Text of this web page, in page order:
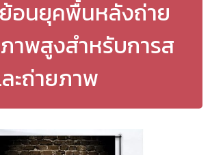
อนยุคพื้นหลังถ่าย
พสูงสำหรับการส
ะถ่ายภาพ